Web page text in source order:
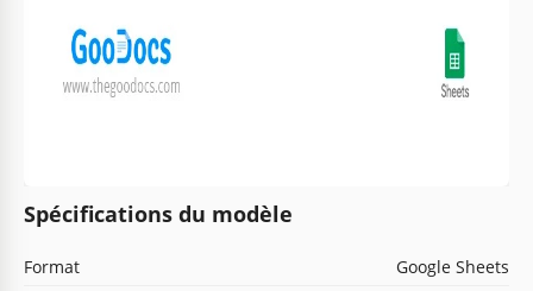
Spécifications du modèle
Format
Google Sheets